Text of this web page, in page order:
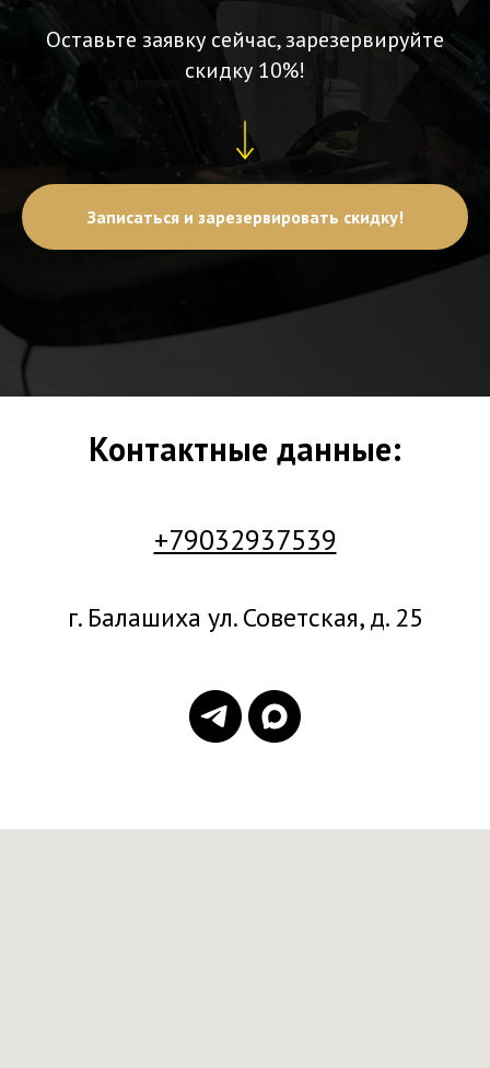
Оставьте заявку сейчас, зарезервируйте
скидку 10%!
Записаться и зарезервировать скидку!
Контактные данные:
+79032937539
г. Балашиха ул. Советская, д. 25